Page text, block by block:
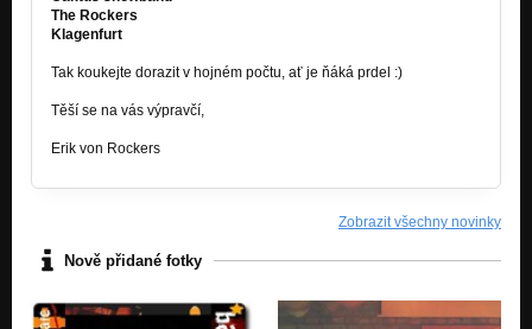
The Rockers
Klagenfurt
Tak koukejte dorazit v hojném počtu, ať je ňáká prdel :)
Těší se na vás výpravčí,
Erik von Rockers
Zobrazit všechny novinky
Nově přidané fotky